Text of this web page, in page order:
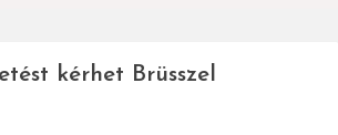
kérhet Brüsszel